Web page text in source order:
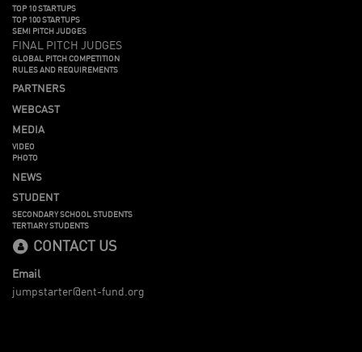
TOP 10 STARTUPS
TOP 100 STARTUPS
SEMI PITCH JUDGES
FINAL PITCH JUDGES
GLOBAL PITCH COMPETITION
RULES AND REQUIREMENTS
PARTNERS
WEBCAST
MEDIA
VIDEO
PHOTO
NEWS
STUDENT
SECONDARY SCHOOL STUDENTS
TERTIARY STUDENTS
CONTACT US
Email
jumpstarter@ent-fund.org